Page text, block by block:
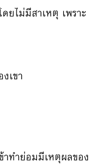
ยไม่มีสาเหตุ เพราะ
เขา
าทำย่อมมีเหตุผลของ